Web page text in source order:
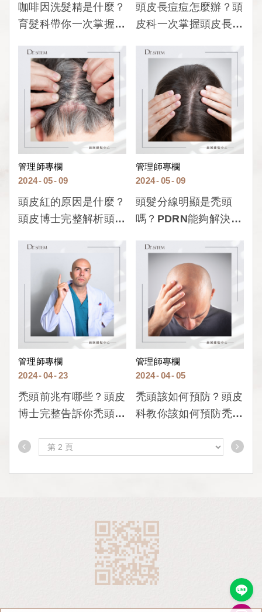
咖啡因洗髮精是什麼？
育髮科帶你一次掌握咖
題！
頭皮長痘痘怎麼辦？頭
皮科一次掌握頭皮長痘
管理師專欄
09
05
2024
頭皮紅的原因是什麼？
頭皮博士完整解析頭皮
法！
管理師專欄
09
05
2024
頭髮分線明顯是禿頭
嗎？PDRN能夠解決頭
管理師專欄
23
04
2024
禿頭前兆有哪些？頭皮
博士完整告訴你禿頭前
管理師專欄
05
04
2024
禿頭該如何預防？頭皮
科教你該如何預防禿